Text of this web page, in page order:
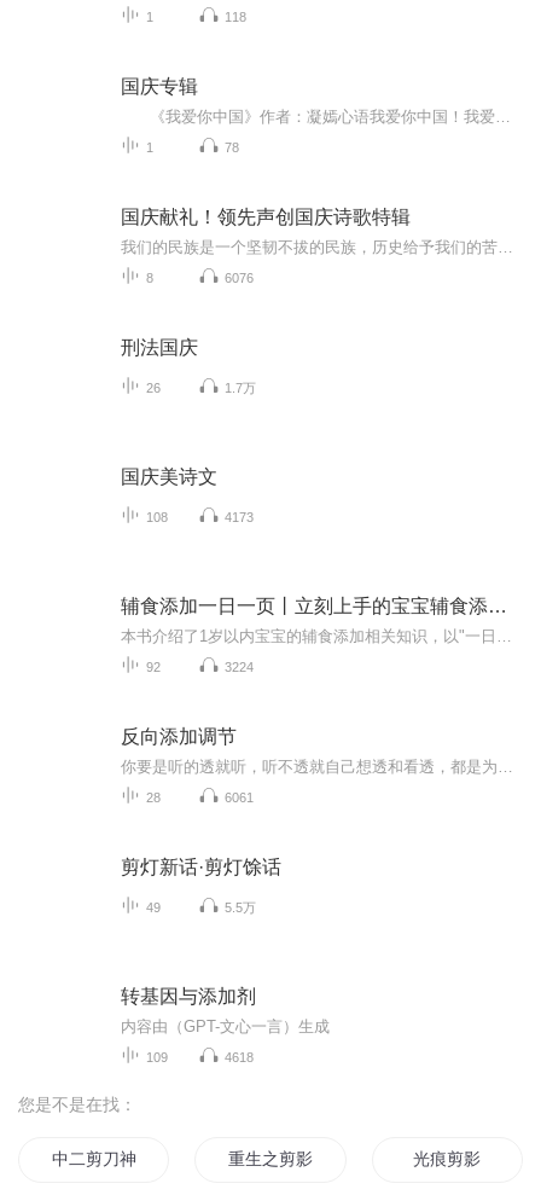
1 118
国庆专辑
1 78
国庆献礼！领先声创国庆诗歌特辑
8 6076
刑法国庆
26 1.7万
国庆美诗文
108 4173
辅食添加一日一页丨立刻上手的宝宝辅食添加手册
92 3224
反向添加调节
28 6061
剪灯新话·剪灯馀话
49 5.5万
转基因与添加剂
内容由（GPT-文心一言）生成
109 4618
您是不是在找：
中二剪刀神 重生之剪影 光痕剪影